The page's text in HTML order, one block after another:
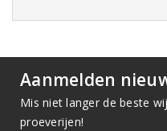
Aanmelden
Mis niet langer de beste
proeverijen!